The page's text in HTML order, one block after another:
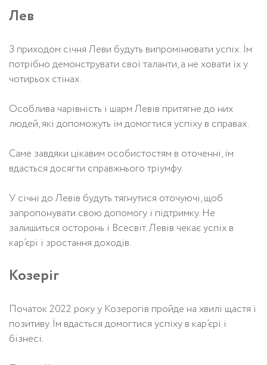
Лев
З приходом січня Леви будуть випромінювати успіх. Їм
потрібно демонструвати свої таланти, а не ховати їх у
чотирьох стінах.
Особлива чарівність і шарм Левів притягне до них
людей, які допоможуть їм домогтися успіху в справах.
Саме завдяки цікавим особистостям в оточенні, їм
вдасться досягти справжнього тріумфу.
У січні до Левів будуть тягнутися оточуючі, щоб
запропонувати свою допомогу і підтримку. Не
залишиться осторонь і Всесвіт. Левів чекає успіх в
кар’єрі і зростання доходів.
Козеріг
Початок 2022 року у Козерогів пройде на хвилі щастя і
позитиву. Їм вдасться домогтися успіху в кар’єрі і
бізнесі.